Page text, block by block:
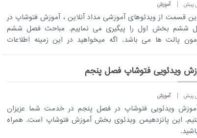
آموزش
قسمت از ویدئوهای آموزشی مداد آنلاین ، آموزش فتوشاپ در
ششم بخش اول را پیگیری می نماییم. مباحث فصل ششم
پالت ها می باشد. اگه میخواهید در این زمینه اطلاعات
ویدئویی فتوشاپ فصل پنجم
آموزش
ویدئویی فتوشاپ در فصل پنجم در خدمت شما عزیزان
این پانزدهیمن ویدئوی بخش آموزش فتوشاپ است. همراه